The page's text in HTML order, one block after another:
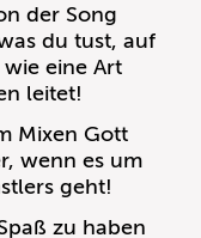
der Song
du tust, auf
eine Art
leitet!
Mixen Gott
wenn es um
geht!
zu haben